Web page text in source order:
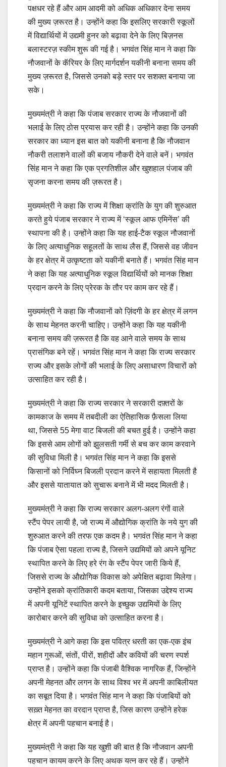
पक्षधर रहे हैं और आम आदमी को अधिक अधिकार देना समय
की मुख्य ज़रूरत है। उन्होंने कहा कि इसलिए सरकारी स्कूलों
में विद्यार्थियों में उद्यमी हुनर को बढ़ावा देने के लिए बिज़नस
बलास्टरज़ स्कीम शुरू की गई है। भगवंत सिंह मान ने कहा कि
नौजवानों के कॅरियर के लिए मार्गदर्शन यकीनी बनाना समय की
मुख्य ज़रूरत है, जिससे उनको बड़े स्तर पर सशक्त बनाया जा
सके।
मुख्यमंत्री ने कहा कि पंजाब सरकार राज्य के नौजवानों की
भलाई के लिए ठोस प्रयास कर रही है। उन्होंने कहा कि उनकी
सरकार का ध्यान इस बात को यकीनी बनाना है कि नौजवान
नौकरी तलाशने वालों की बजाय नौकरी देने वाले बनें। भगवंत
सिंह मान ने कहा कि एक प्रगतिशील और खुशहाल पंजाब की
सृजना करना समय की ज़रूरत है।
मुख्यमंत्री ने कहा कि राज्य में शिक्षा क्रांति के युग की शुरुआत
करते हुये पंजाब सरकार ने राज्य में ‘स्कूल आफ एमिनेंस’ की
स्थापना की है। उन्होंने कहा कि यह हाई-टैक स्कूल नौजवानों
के लिए अत्याधुनिक सहूलतों के साथ लैस हैं, जिससे वह जीवन
के हर क्षेत्र में उत्कृष्टता को यकीनी बनाते हैं। भगवंत सिंह मान
ने कहा कि यह अत्याधुनिक स्कूल विद्यार्थियों को मानक शिक्षा
प्रदान करने के लिए प्रेरक के तौर पर काम कर रहे हैं।
मुख्यमंत्री ने कहा कि नौजवानों को ज़िंदगी के हर क्षेत्र में लगन
के साथ मेहनत करनी चाहिए। उन्होंने कहा कि यह यकीनी
बनाना समय की ज़रूरत है कि वह आने वाले समय के साथ
प्रासंगिक बने रहें। भगवंत सिंह मान ने कहा कि राज्य सरकार
राज्य और इसके लोगों की भलाई के लिए असाधारण विचारों को
उत्साहित कर रही है।
मुख्यमंत्री ने कहा कि राज्य सरकार ने सरकारी दफ़्तरों के
कामकाज के समय में तबदीली का ऐतिहासिक फ़ैसला लिया
था, जिससे 55 मेगा वाट बिजली की बचत हुई है। उन्होंने कहा
कि इससे आम लोगों को झुलसती गर्मी से बच कर काम करवाने
की सुविधा मिली है। भगवंत सिंह मान ने कहा कि इससे
किसानों को निर्विघ्न बिजली प्रदान करने में सहायता मिलती है
और इससे यातायात को सुचारू बनाने में भी मदद मिलती है।
मुख्यमंत्री ने कहा कि राज्य सरकार अलग-अलग रंगों वाले
स्टैंप पेपर लायी है, जो राज्य में औद्योगिक क्रांति के नये युग की
शुरुआत करने की तरफ एक कदम है। भगवंत सिंह मान ने कहा
कि पंजाब ऐसा पहला राज्य है, जिसने उद्यमियों को अपने यूनिट
स्थापित करने के लिए हरे रंग के स्टैंप पेपर जारी किये हैं,
जिससे राज्य के औद्योगिक विकास को अपेक्षित बढ़ावा मिलेगा।
उन्होंने इसको क्रांतिकारी कदम बताया, जिसका उद्देश्य राज्य
में अपनी यूनिटें स्थापित करने के इच्छुक उद्यमियों के लिए
कारोबार करने की सुविधा को उत्साहित करना है।
मुख्यमंत्री ने आगे कहा कि इस पवित्र धरती का एक-एक इंच
महान गुरूओं, संतों, पीरों, शहीदों और कवियों की चरण स्पर्श
प्राप्त है। उन्होंने कहा कि पंजाबी वैश्विक नागरिक हैं, जिन्होंने
अपनी मेहनत और लगन के साथ विश्व भर में अपनी काबिलीयत
का सबूत दिया है। भगवंत सिंह मान ने कहा कि पंजाबियों को
सख़्त मेहनत का वरदान प्राप्त है, जिस कारण उन्होंने हरेक
क्षेत्र में अपनी पहचान बनाई है।
मुख्यमंत्री ने कहा कि यह खुशी की बात है कि नौजवान अपनी
पहचान कायम करने के लिए अथक यत्न कर रहे हैं। उन्होंने